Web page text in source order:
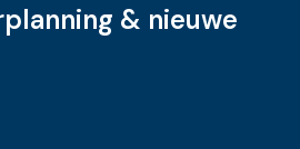
& nieuwe